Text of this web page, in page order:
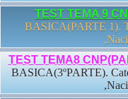
TEST TEMA 9
BASICA(PARTE 1).
TEST TEMA8
BASICA(3ºPARTE).